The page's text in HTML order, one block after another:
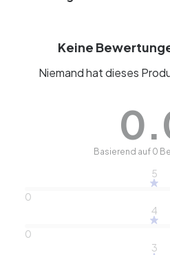
Keine
Niemand hat dieses
Basierend auf 0
5
0
4
0
3